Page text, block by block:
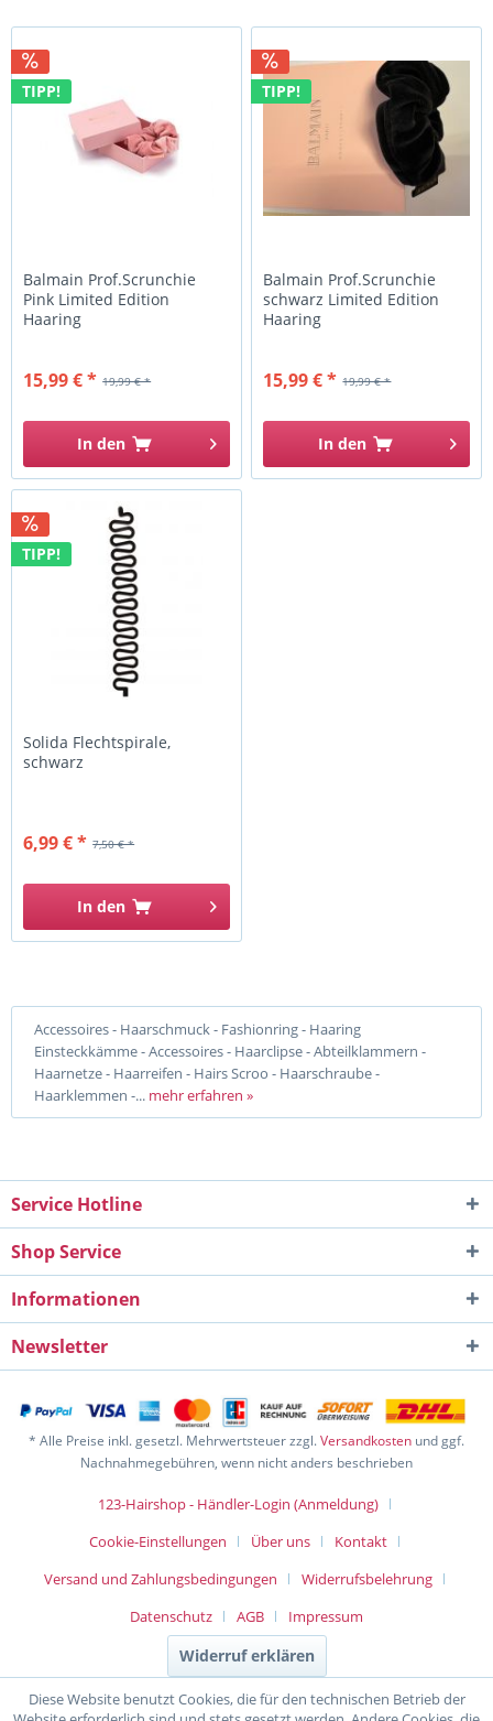
TIPP!
Balmain Prof.Scrunchie
Pink Limited Edition
Haaring
19,99 € *
15,99 € *
In den
TIPP!
Balmain Prof.Scrunchie
schwarz Limited Edition
Haaring
19,99 € *
15,99 € *
In den
TIPP!
Solida Flechtspirale,
schwarz
7,50 € *
6,99 € *
In den
Accessoires - Haarschmuck - Fashionring - Haaring
Einsteckkämme - Accessoires - Haarclipse - Abteilklammern -
Haarnetze - Haarreifen - Hairs Scroo - Haarschraube -
Haarklemmen -... mehr erfahren »
Service Hotline
Shop Service
Informationen
Newsletter
* Alle Preise inkl. gesetzl. Mehrwertsteuer zzgl.Versandkosten und ggf.
Nachnahmegebühren, wenn nicht anders beschrieben
123-Hairshop - Händler-Login (Anmeldung)
Cookie-Einstellungen
Über uns
Kontakt
Versand und Zahlungsbedingungen
Widerrufsbelehrung
Datenschutz
AGB Impressum
Widerruf erklären
Diese Website benutzt Cookies, die für den technischen Betrieb der